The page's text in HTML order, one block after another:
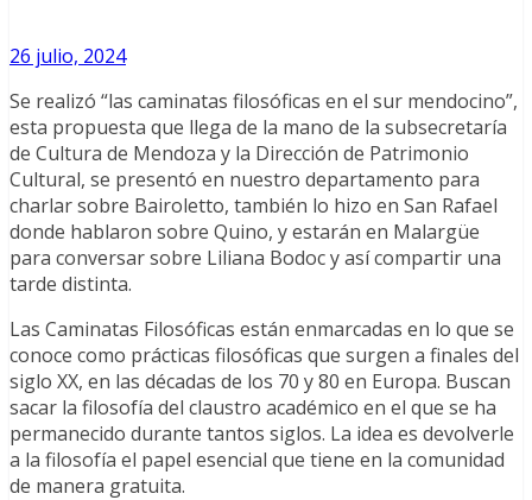
26 julio, 2024
Se realizó “las caminatas filosóficas en el sur mendocino”,
esta propuesta que llega de la mano de la subsecretaría
de Cultura de Mendoza y la Dirección de Patrimonio
Cultural, se presentó en nuestro departamento para
charlar sobre Bairoletto, también lo hizo en San Rafael
donde hablaron sobre Quino, y estarán en Malargüe
para conversar sobre Liliana Bodoc y así compartir una
tarde distinta.
Las Caminatas Filosóficas están enmarcadas en lo que se
conoce como prácticas filosóficas que surgen a finales del
siglo XX, en las décadas de los 70 y 80 en Europa. Buscan
sacar la filosofía del claustro académico en el que se ha
permanecido durante tantos siglos. La idea es devolverle
a la filosofía el papel esencial que tiene en la comunidad
de manera gratuita.